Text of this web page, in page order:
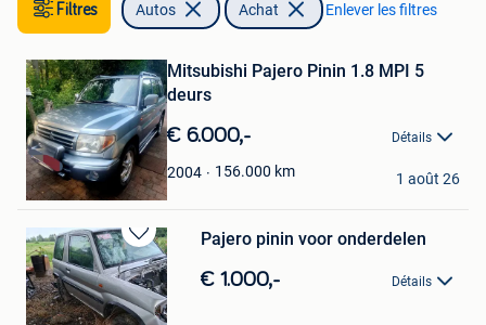
Filtres Autos Achat Enlever les filtres
dans
Mes
Favoris
Mitsubishi Pajero Pinin 1.8 MPI 5
deurs
€ 6.000,- Détails
2004 156.000 km
Michaël
Herdersem
1 août 26
Sauvegarder
dans
Mes
Favoris
Pajero pinin voor onderdelen
€ 1.000,- Détails